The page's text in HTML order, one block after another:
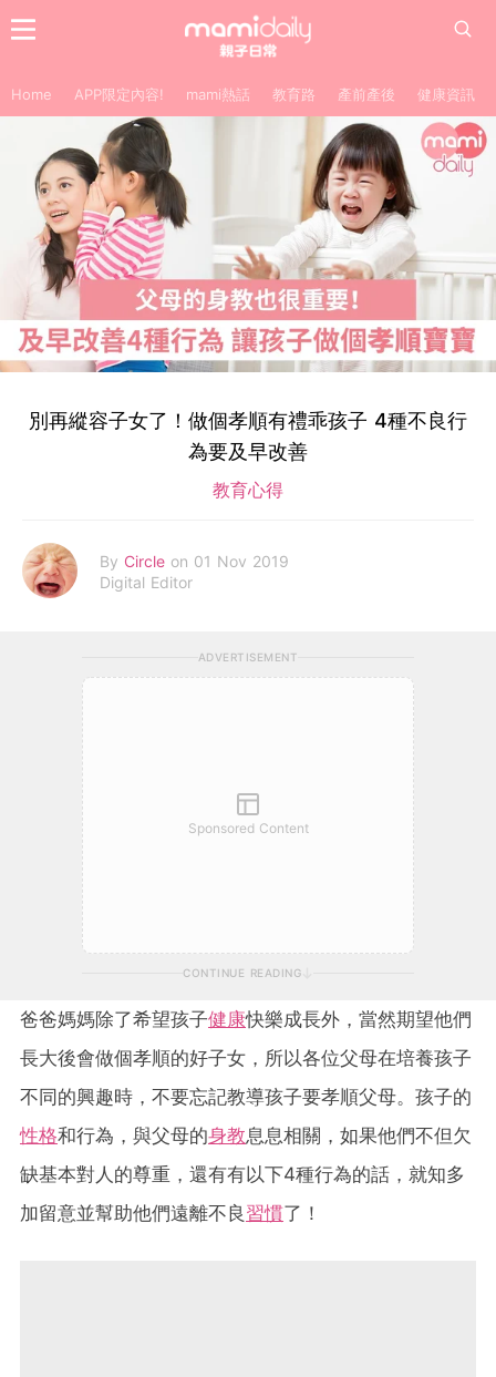
Home APP限定內容! mami熱話 教育路 產前產後 健康資訊
別再縱容子女了！做個孝順有禮乖孩子 4種不良行
為要及早改善
教育心得
By Circle on 01 Nov 2019
Digital Editor
ADVERTISEMENT
Sponsored Content
CONTINUE READING
爸爸媽媽除了希望孩子健康快樂成長外，當然期望他們
長大後會做個孝順的好子女，所以各位父母在培養孩子
不同的興趣時，不要忘記教導孩子要孝順父母。孩子的
性格和行為，與父母的身教息息相關，如果他們不但欠
缺基本對人的尊重，還有有以下4種行為的話，就知多
加留意並幫助他們遠離不良 習慣了！